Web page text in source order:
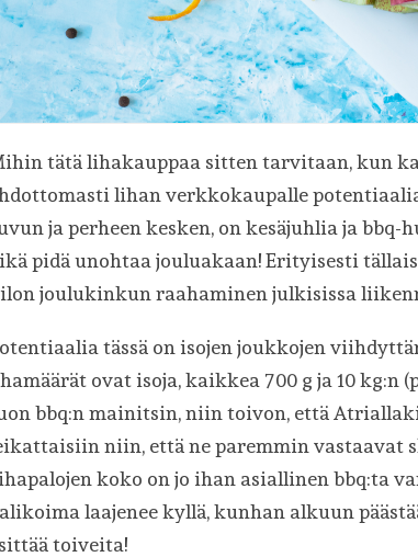
tätä lihakauppaa sitten tarvitaan, kun
lihan verkkokaupalle
ja perheen kesken, on kesäjuhlia ja bbq-
pidä unohtaa jouluakaan! Erityisesti
joulukinkun raahaminen julkisissa
tässä on isojen joukkojen
ovat isoja, kaikkea 700 g ja 10 kg:n
bbq:n mainitsin, niin toivon, että
niin, että ne paremmin vastaavat
koko on jo ihan asiallinen bbq:ta
laajenee kyllä, kunhan alkuun
toiveita!